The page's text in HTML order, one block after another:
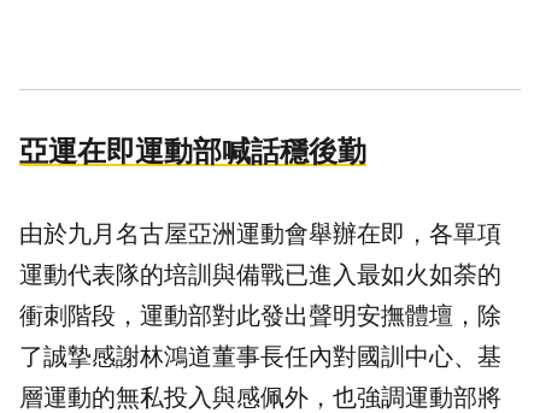
亞運在即運動部喊話穩後勤
由於九月名古屋亞洲運動會舉辦在即，各單項
運動代表隊的培訓與備戰已進入最如火如荼的
衝刺階段，運動部對此發出聲明安撫體壇，除
了誠摯感謝林鴻道董事長任內對國訓中心、基
層運動的無私投入與感佩外，也強調運動部將